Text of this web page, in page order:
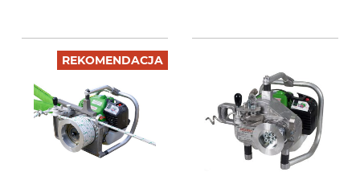
REKOMENDACJA